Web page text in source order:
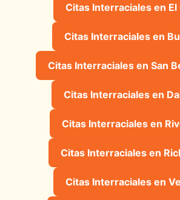
Citas Interraciales en El
Citas Interraciales en
Citas Interraciales en San
Citas Interraciales en
Citas Interraciales en
Citas Interraciales en
Citas Interraciales en